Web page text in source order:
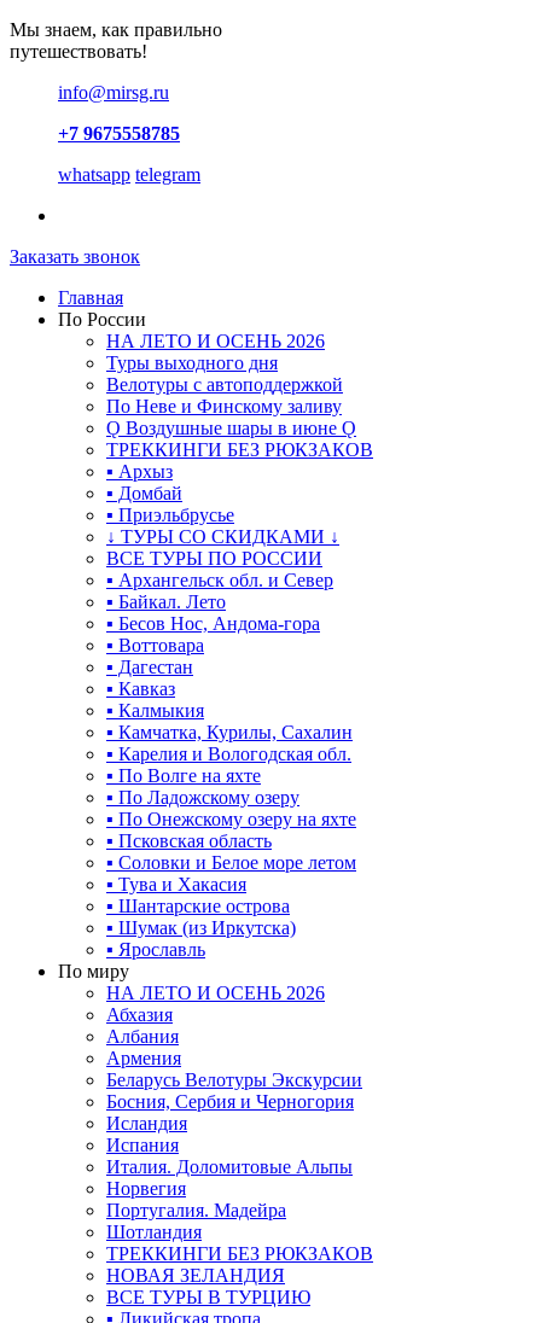
Мы знаем, как правильно
путешествовать!
info@mirsg.ru
+7 9675558785
whatsapp telegram
Заказать звонок
Главная
По России
НА ЛЕТО И ОСЕНЬ 2026
Туры выходного дня
Велотуры с автоподдержкой
По Неве и Финскому заливу
Ǫ Воздушные шары в июне Ǫ
ТРЕККИНГИ БЕЗ РЮКЗАКОВ
▪ Архыз
▪ Домбай
▪ Приэльбрусье
↓ ТУРЫ СО СКИДКАМИ ↓
ВСЕ ТУРЫ ПО РОССИИ
▪ Архангельск обл. и Север
▪ Байкал. Лето
▪ Бесов Нос, Андома-гора
▪ Воттовара
▪ Дагестан
▪ Кавказ
▪ Калмыкия
▪ Камчатка, Курилы, Сахалин
▪ Карелия и Вологодская обл.
▪ По Волге на яхте
▪ По Ладожскому озеру
▪ По Онежскому озеру на яхте
▪ Псковская область
▪ Соловки и Белое море летом
▪ Тува и Хакасия
▪ Шантарские острова
▪ Шумак (из Иркутска)
▪ Ярославль
По миру
НА ЛЕТО И ОСЕНЬ 2026
Абхазия
Албания
Армения
Беларусь Велотуры Экскурсии
Босния, Сербия и Черногория
Исландия
Испания
Италия. Доломитовые Альпы
Норвегия
Португалия. Мадейра
Шотландия
ТРЕККИНГИ БЕЗ РЮКЗАКОВ
НОВАЯ ЗЕЛАНДИЯ
ВСЕ ТУРЫ В ТУРЦИЮ
▪ Ликийская тропа